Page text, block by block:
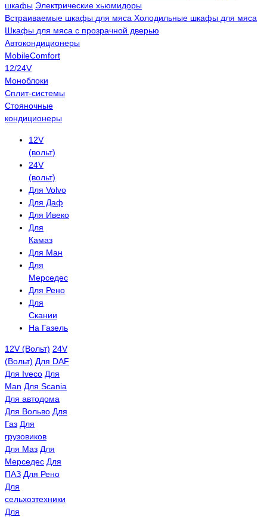
шкафы Электрические хьюмидоры
Встраиваемые шкафы для мяса Холодильные шкафы для мяса
Шкафы для мяса с прозрачной дверью
Автокондиционеры
MobileComfort
12/24V
Моноблоки
Сплит-системы
Стояночные
кондиционеры
12V
(вольт)
24V
(вольт)
Для Volvo
Для Даф
Для Ивеко
Для
Камаз
Для Ман
Для
Мерседес
Для Рено
Для
Скании
На Газель
12V (Вольт) 24V
(Вольт) Для DAF
Для Iveco Для
Man Для Scania
Для автодома
Для Вольво Для
Газ Для
грузовиков
Для Маз Для
Мерседес Для
ПАЗ Для Рено
Для
сельхозтехники
Для